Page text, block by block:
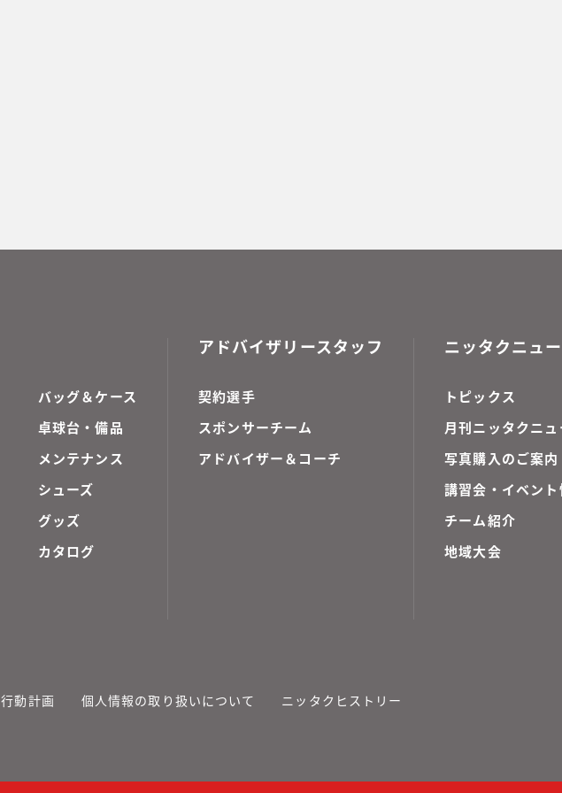
バッグ＆ケース
卓球台・備品
メンテナンス
シューズ
グッズ
カタログ
アドバイザリースタッフ
契約選手
スポンサーチーム
アドバイザー＆コーチ
ニッタクニュ
トピックス
月刊ニッタクニュ
写真購入のご案内
講習会・イベント
チーム紹介
地域大会
行動計画 個人情報の取り扱いについて ニッタクヒストリー